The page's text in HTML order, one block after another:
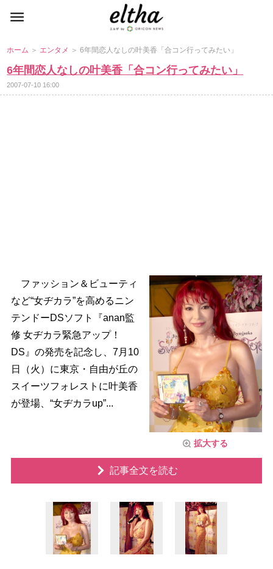
ホーム ＞ エンタメ ＞ 6年間恋人なしの叶美香「合コン行ってみたい」
6年間恋人なしの叶美香「合コン行ってみたい」
2007-07-10 16:00
拡大する
ファッション＆ビューティ
など“女ヂカラ”を高めるニン
テンドーDSソフト『anan監
修 女ヂカラ緊急アップ！
DS』の発売を記念し、7月10
日（火）に東京・自由が丘の
スイーツフォレストに叶美香
が登場、“女ヂカラup”...
記事全文を読む